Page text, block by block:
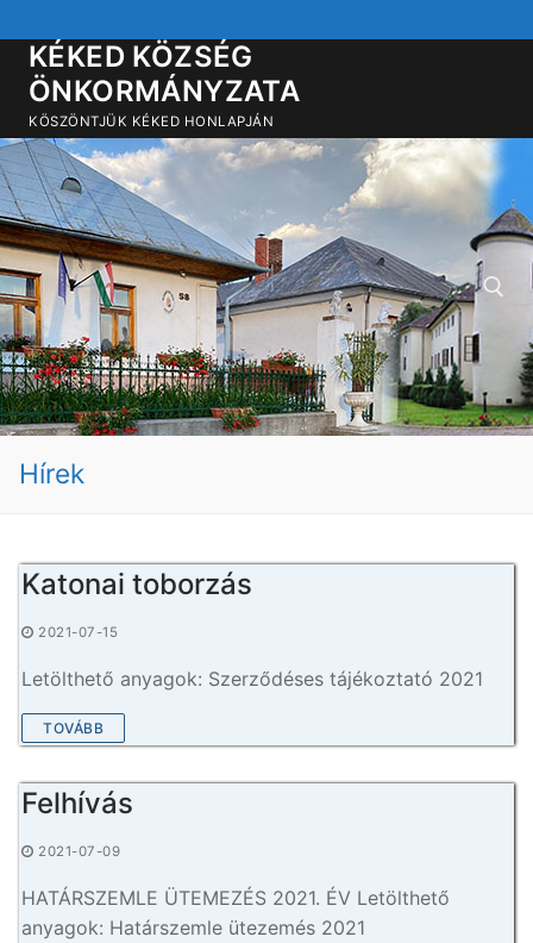
a
tartalomra
KÉKED KÖZSÉG
ÖNKORMÁNYZATA
KÖSZÖNTJÜK KÉKED HONLAPJÁN
Keresése:
Hírek
Katonai toborzás
2021-07-15
Letölthető anyagok: Szerződéses tájékoztató 2021
TOVÁBB
Felhívás
2021-07-09
HATÁRSZEMLE ÜTEMEZÉS 2021. ÉV Letölthető
anyagok: Határszemle ütezemés 2021